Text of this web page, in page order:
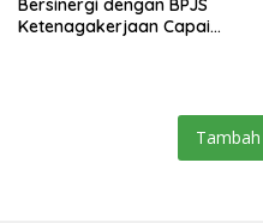
Bersinergi dengan BPJS
Ketenagakerjaan Capai